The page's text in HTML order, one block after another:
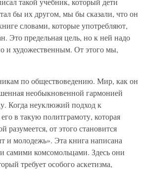
бы их другом, мы бы сказали, что он
словами, которые употребляют,
Это предельная цель, но к ней надо
и художественным. От этого мы,
по обществоведению. Мир, как он
необыкновенной гармонией
Когда неуклюжий подход к
в такую политграмоту, которая
от этого становится
и молодежь». Эта книга написана
комсомольцами. Здесь они
требует особого аскетизма,